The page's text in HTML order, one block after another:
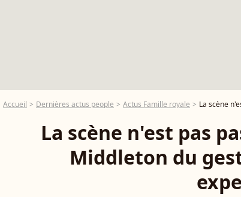
Accueil Dernières actus people Actus Famille royale La scène
La scène n'est pas
Middleton du